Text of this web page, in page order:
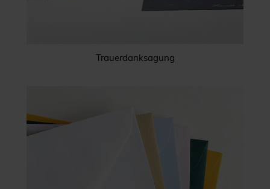
Trauerdanksagung